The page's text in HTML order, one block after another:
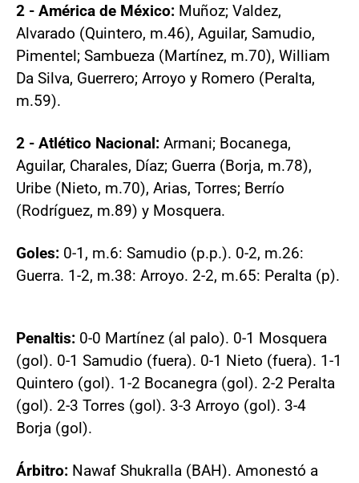
2 - América de México: Muñoz; Valdez,
Alvarado (Quintero, m.46), Aguilar, Samudio,
Pimentel; Sambueza (Martínez, m.70), William
Da Silva, Guerrero; Arroyo y Romero (Peralta,
m.59).
2 - Atlético Nacional: Armani; Bocanega,
Aguilar, Charales, Díaz; Guerra (Borja, m.78),
Uribe (Nieto, m.70), Arias, Torres; Berrío
(Rodríguez, m.89) y Mosquera.
Goles: 0-1, m.6: Samudio (p.p.). 0-2, m.26:
Guerra. 1-2, m.38: Arroyo. 2-2, m.65: Peralta (p).
Penaltis: 0-0 Martínez (al palo). 0-1 Mosquera
(gol). 0-1 Samudio (fuera). 0-1 Nieto (fuera). 1-1
Quintero (gol). 1-2 Bocanegra (gol). 2-2 Peralta
(gol). 2-3 Torres (gol). 3-3 Arroyo (gol). 3-4
Borja (gol).
Árbitro: Nawaf Shukralla (BAH). Amonestó a